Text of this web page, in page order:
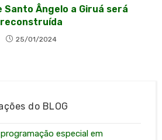
Santo Ângelo a Giruá será
reconstruída
25/01/2024
do BLOG
especial em